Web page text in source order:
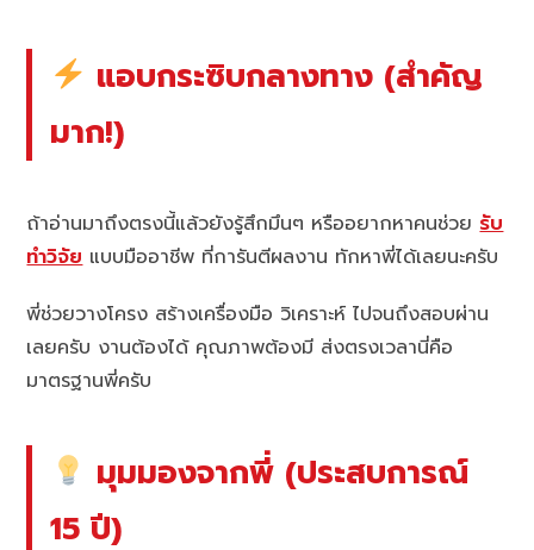
แอบกระซิบกลางทาง (สำคัญ
มาก!)
ถ้าอ่านมาถึงตรงนี้แล้วยังรู้สึกมึนๆ หรืออยากหาคนช่วยรับ
ทำวิจัยแบบมืออาชีพ ที่การันตีผลงาน ทักหาพี่ได้เลยนะครับ
พี่ช่วยวางโครง สร้างเครื่องมือ วิเคราะห์ ไปจนถึงสอบผ่าน
เลยครับ งานต้องได้ คุณภาพต้องมี ส่งตรงเวลานี่คือ
มาตรฐานพี่ครับ
มุมมองจากพี่ (ประสบการณ์
15 ปี)